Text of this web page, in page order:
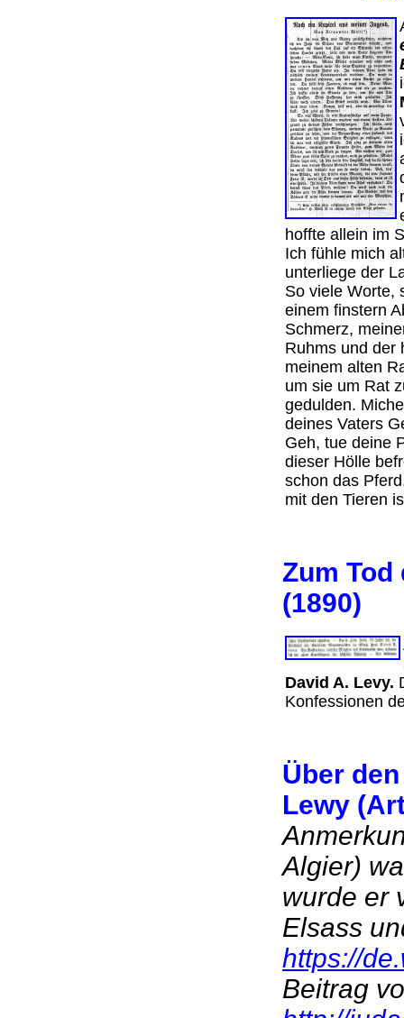
hoffte allein im
Ich fühle mich
unterliege der
So viele Worte,
einem finstern
Schmerz,
Ruhms und der
meinem alten
um sie um Rat
gedulden.
deines Vaters
Geh, tue deine
dieser Hölle
schon das
mit den Tieren
Zum
(1890)
David A. Levy.
Konfessionen
Über
Lewy
Algier)
wurde er
Elsass
https://
Beitrag